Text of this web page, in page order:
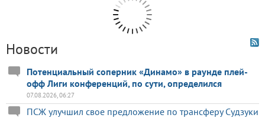
Новости
Потенциальный соперник «Динамо» в раунде плей-
офф Лиги конференций, по сути, определился
07.08.2026, 06:27
ПСЖ улучшил свое предложение по трансферу Судзуки